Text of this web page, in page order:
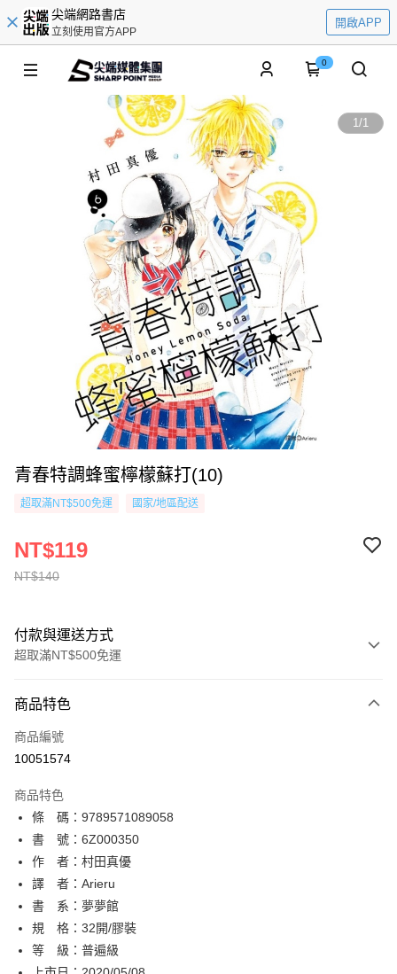
尖端網路書店
立刻使用官方APP
開啟APP
0
1/1
青春特調蜂蜜檸檬蘇打(10)
超取滿NT$500免運 國家/地區配送
NT$140
NT$119
付款與運送方式
超取滿NT$500免運
信用卡一次付款
超商取貨付款
相關說明
【關於「AFTEE先享後付」】
AFTEE先享後付是「在收到商品之後才付款」的支付方式。 讓您購物簡單
便利好安心！
１．簡單：不需註冊會員、不需綁卡、不需儲值。
２．便利：只要手機號碼，簡訊認證，即可結帳。
３．安心：先確認商品／服務後，再付款。
【「AFTEE先享後付」結帳流程】
１．於結帳方式選擇「AFTEE先享後付」後，將跳轉至「AFTEE先享後付」
結帳頁面，進行簡訊認證並確認金額後，即可完成結帳。
ATM付款
運送方式
全家取貨付款
每筆NT$80，滿NT$500(含以上)免運費
付款後全家取貨
商品特色
商品編號
10051574
商品特色
條 碼：9789571089058
書 號：6Z000350
作 者：村田真優
譯 者：Arieru
書 系：夢夢館
規 格：32開/膠裝
等 級：普遍級